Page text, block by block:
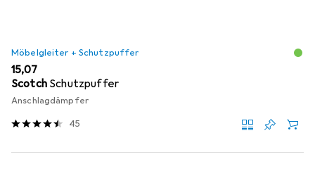
Möbelgleiter + Schutzpuffer
EUR
15,07
Scotch Schutzpuffer
Anschlagdämpfer
45